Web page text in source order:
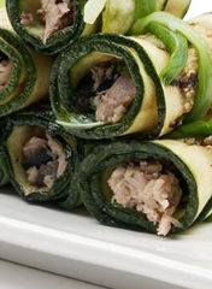
WEEKMENU'S
KOOKBOEKEN